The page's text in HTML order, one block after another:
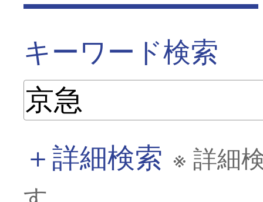
キーワード検索
＋詳細検索 ※ 詳細